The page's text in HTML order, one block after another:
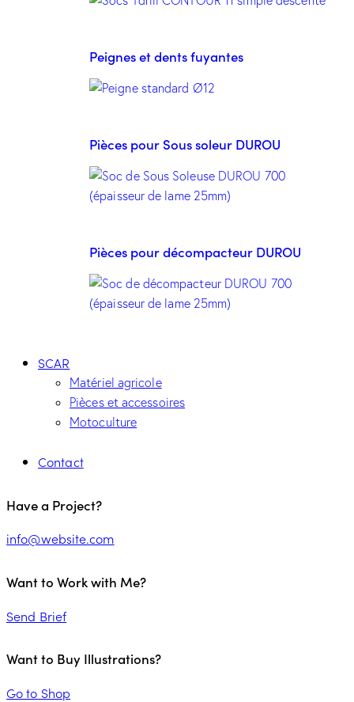
Peignes et dents fuyantes
Pièces pour Sous soleur DUROU
Pièces pour décompacteur DUROU
SCAR
Matériel agricole
Pièces et accessoires
Motoculture
Contact
Have a Project?
info@website.com
Want to Work with Me?
Send Brief
Want to Buy Illustrations?
Go to Shop